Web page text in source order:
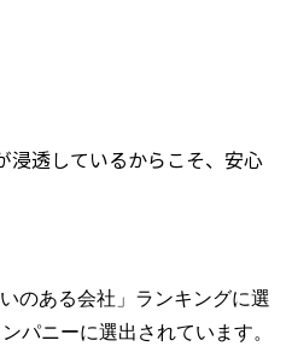
浸透しているからこそ、安心
のある会社」ランキングに選
パニーに選出されています。